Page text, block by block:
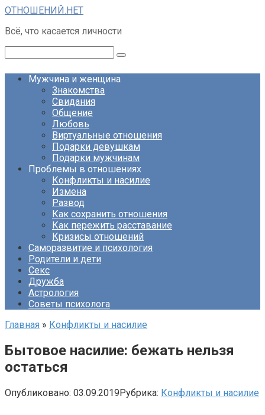
Перейти
контенту
ОТНОШЕНИЙ.НЕТ
Всё, что касается личности
Мужчина и женщина
Знакомства
Свидания
Общение
Любовь
Виртуальные отношения
Подарки девушкам
Подарки мужчинам
Проблемы в отношениях
Конфликты и насилие
Измена
Развод
Как сохранить отношения
Как пережить расставание
Кризисы отношений
Саморазвитие и психология
Родители и дети
Секс
Дружба
Астрология
Советы психолога
Главная » Конфликты и насилие
Бытовое насилие: бежать нельзя
остаться
Опубликовано: 03.09.2019Рубрика: Конфликты и насилие